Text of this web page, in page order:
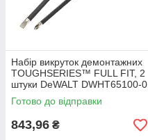
Набір викруток демонтажних
TOUGHSERIES™ FULL FIT, 2
штуки DeWALT DWHT65100-0
Готово до відправки
843,96 ₴